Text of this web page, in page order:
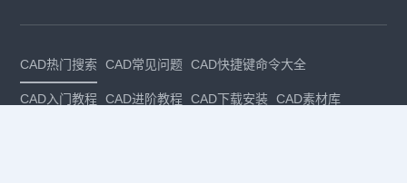
CAD热门搜索 CAD常见问题 CAD快捷键命令大全
CAD入门教程 CAD进阶教程 CAD下载安装 CAD素材库